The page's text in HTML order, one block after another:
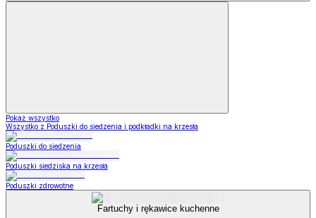
Pokaż wszystko
Wszystko z Poduszki do siedzenia i podkładki na krzesła
Poduszki do siedzenia
Poduszki siedziska na krzesła
Poduszki zdrowotne
Fartuchy i rękawice kuchenne